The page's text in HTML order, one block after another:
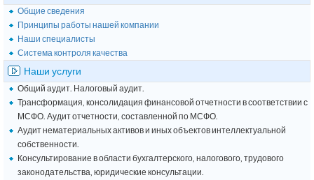
Общие сведения
Принципы работы нашей компании
Наши специалисты
Система контроля качества
Наши услуги
Общий аудит. Налоговый аудит.
Трансформация, консолидация финансовой отчетности в соответствии с
МСФО. Аудит отчетности, составленной по МСФО.
Аудит нематериальных активов и иных объектов интеллектуальной
собственности.
Консультирование в области бухгалтерского, налогового, трудового
законодательства, юридические консультации.